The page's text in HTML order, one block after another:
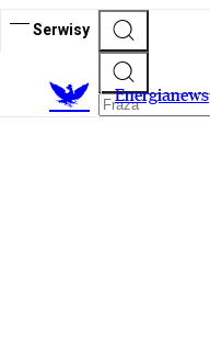
Serwisy
Energianews